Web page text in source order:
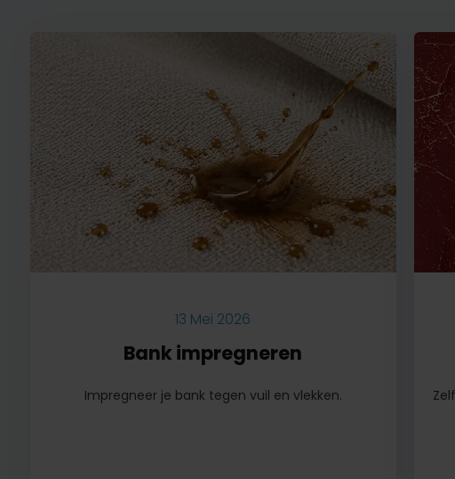
13 Mei 2026
Bank impregneren
Impregneer je bank tegen vuil en vlekken.